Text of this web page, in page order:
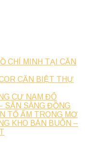
CHÍ MINH TẠI CĂN
CĂN BIỆT THỰ
CƯ NAM ĐÔ
SẴN SÀNG ĐỒNG
TỔ ẤM TRONG MƠ
KHO BÁN BUÔN –